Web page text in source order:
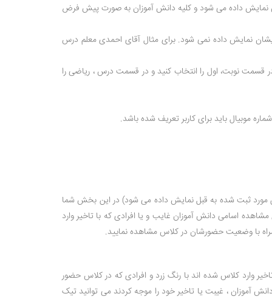
نمایش داده می شود و کلیه دانش آموزان به صورت پیش فرض
نمایش داده نمی شود. برای مثال آقای احمدی معلم درس
قسمت نوبت، اول را انتخاب کنید و در قسمت درس ، ریاضی را
موبیال باید برای کاربر تعریف شده باشد.
مورد ثبت شده به قبل نمایش داده می شود) در این بخش شما
اسامی دانش آموزان غایب و یا افرادی که با تاخیر وارد
با وضعیت حضورشان در کلاس مشاهده نمایید.
وارد کلاس شده اند با رنگ زرد و افرادی که در کلاس حضور
آموزان ، غیبت یا تاخیر خود را موجه کردند می توانید تیک